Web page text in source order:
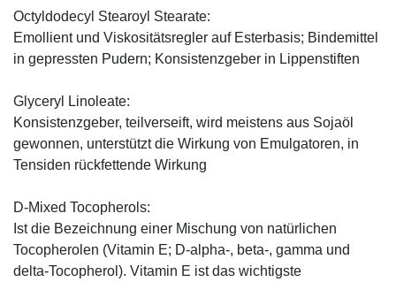
Octyldodecyl Stearoyl Stearate:
Emollient und Viskositätsregler auf Esterbasis; Bindemittel
in gepressten Pudern; Konsistenzgeber in Lippenstiften
Glyceryl Linoleate:
Konsistenzgeber, teilverseift, wird meistens aus Sojaöl
gewonnen, unterstützt die Wirkung von Emulgatoren, in
Tensiden rückfettende Wirkung
D-Mixed Tocopherols:
Ist die Bezeichnung einer Mischung von natürlichen
Tocopherolen (Vitamin E; D-alpha-, beta-, gamma und
delta-Tocopherol). Vitamin E ist das wichtigste